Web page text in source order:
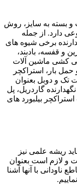
و بسته به سایز، روش
دارد. از جمله
برخی شیوه های
و قفسه، بادبند،
کشی ماشین آلات
بار، استراکچر
تک و دوبل بعنوان
گاردریل، پل
بیلبورد های
ریشه علمی نیز
و لازم است بعنوان
ناودانی با آنها آشنا